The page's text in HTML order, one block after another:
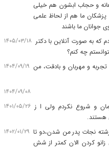
و حجاب ابشون هم خیلی
پزشکان ما هم از لحاظ علمی
جوانان ما باشند
که به صورت آنلاین با دکتر
چه کنم؟
۱۴۰۵/۰۳/۱۸
تجربه و مهربان و بادقت، من ۱۴۰۴/۰۹/۱۹
۱۴۰۴/۰۹/۰۸
و شروع نکردم ولی ا ز
هستند.
۱۴۰۱/۰۵/۲۶
نجات پدر من شدن،دو تا
کردن الان کمتر از شش
۱۴۰۲/۰۱/۲۹